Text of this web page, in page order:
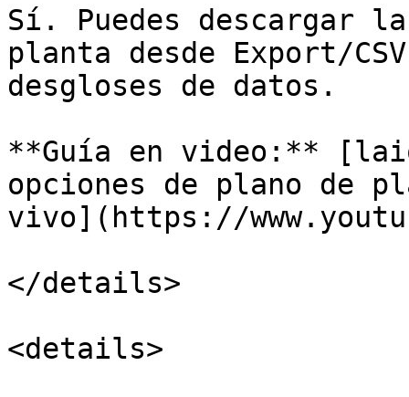
Sí. Puedes descargar
planta desde Export/
desgloses de datos.
**Guía en video:**
opciones de plano de
vivo](https://
</details>
<details>